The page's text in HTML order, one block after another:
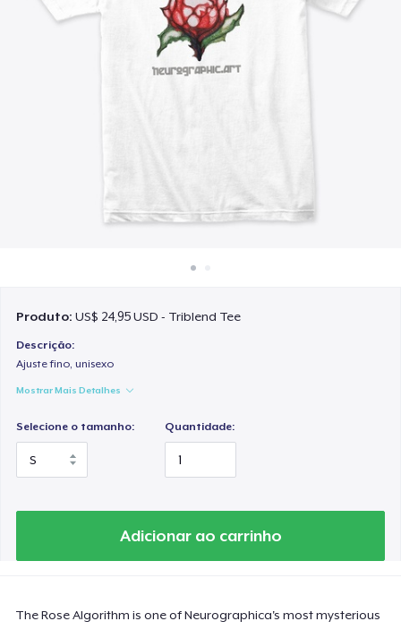
Venda em todo lugar
Produto:US$ 24,95 USD - Triblend Tee
Descrição:
Ajuste fino, unisexo
Mostrar Mais Detalhes
Selecione o tamanho: Quantidade:
Adicionar ao carrinho
The Rose Algorithm is one of Neurographica's most mysterious